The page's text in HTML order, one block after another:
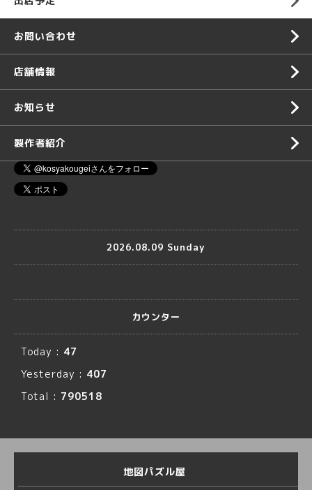
お問い合わせ
店舗情報
お知らせ
製作者紹介
2026.08.09 Sunday
カウンター
Today : 47
Yesterday : 407
Total : 790518
地図パズル屋